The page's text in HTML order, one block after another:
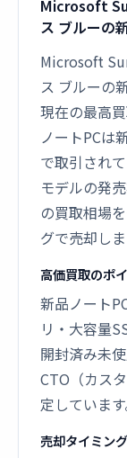
Microsoft
ス ブルーの
Microsoft
ス ブルーの
現在の最高
ノートPCは
で取引され
モデルの発
の買取相場
グで売却しま
高価買取のポ
新品ノート
リ・大容量
開封済み未
CTO（カス
定しています
売却タイミング